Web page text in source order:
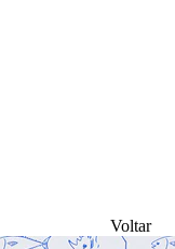
Voltar